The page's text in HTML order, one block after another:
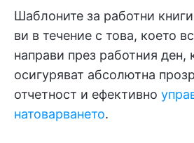
Шаблоните за работни
ви в течение с това, което
направи през работния ден,
осигуряват абсолютна
отчетност и ефективно
натоварването.